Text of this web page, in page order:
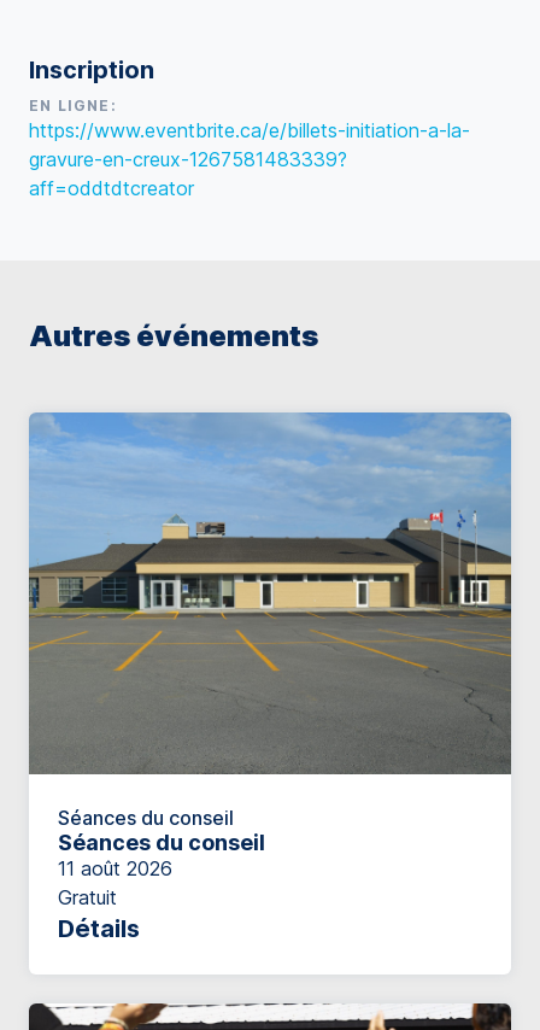
Inscription
EN LIGNE:
https://www.eventbrite.ca/e/billets-initiation-a-la-
gravure-en-creux-1267581483339?
aff=oddtdtcreator
Autres événements
Séances du conseil
Séances du conseil
11 août 2026
Gratuit
Détails